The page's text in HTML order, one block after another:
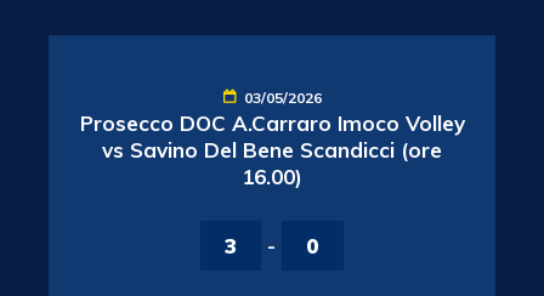
03/05/2026
Prosecco DOC A.Carraro Imoco Volley
vs Savino Del Bene Scandicci (ore
16.00)
3 - 0